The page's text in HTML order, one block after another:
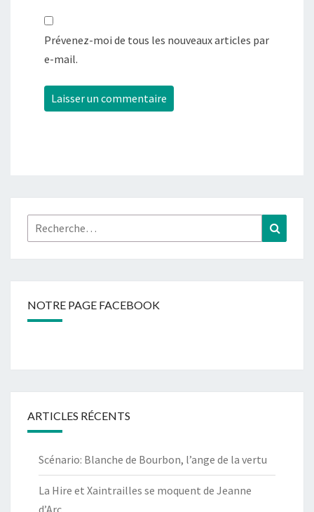
Prévenez-moi de tous les nouveaux articles par
e-mail.
Rechercher :
NOTRE PAGE FACEBOOK
ARTICLES RÉCENTS
Scénario: Blanche de Bourbon, l’ange de la vertu
La Hire et Xaintrailles se moquent de Jeanne
d’Arc